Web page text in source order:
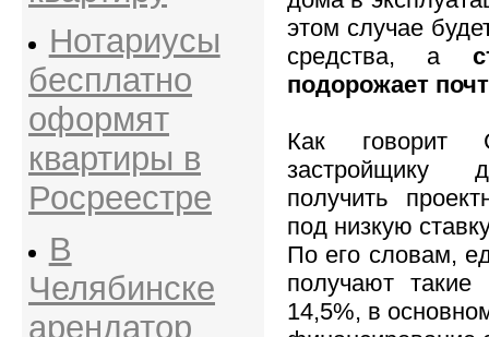
Нотариусы
бесплатно
оформят
квартиры в
Росреестре
В
Челябинске
арендатор
этом случае
средства, а
подорожает
Как говорит
застройщику
получить
под низкую
По его словам,
получают такие
14,5%, в